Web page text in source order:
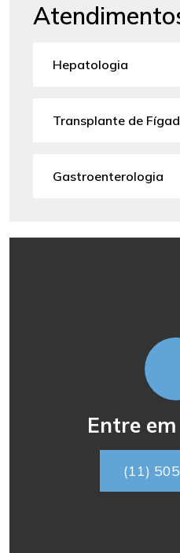
Hepatologia
Transplante de
Gastroenterologia
Entre
(11)